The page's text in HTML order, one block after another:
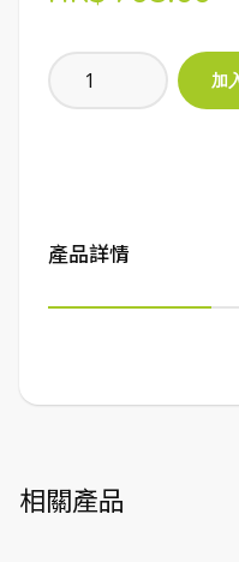
產品詳情
相關產品